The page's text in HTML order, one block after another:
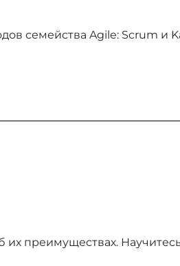
семейства Agile: Scrum и
их преимуществах.